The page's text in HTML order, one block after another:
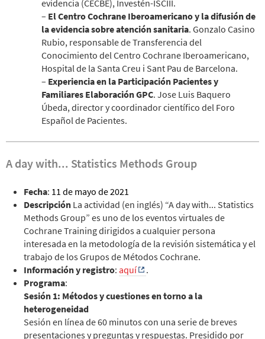
evidencia (CECBE), Investén-ISCIII.
– El Centro Cochrane Iberoamericano y la difusión de
la evidencia sobre atención sanitaria. Gonzalo Casino
Rubio, responsable de Transferencia del
Conocimiento del Centro Cochrane Iberoamericano,
Hospital de la Santa Creu i Sant Pau de Barcelona.
– Experiencia en la Participación Pacientes y
Familiares Elaboración GPC. Jose Luis Baquero
Úbeda, director y coordinador científico del Foro
Español de Pacientes.
A day with... Statistics Methods Group
Fecha: 11 de mayo de 2021
Descripción La actividad (en inglés) “A day with... Statistics
Methods Group” es uno de los eventos virtuales de
Cochrane Training dirigidos a cualquier persona
interesada en la metodología de la revisión sistemática y el
trabajo de los Grupos de Métodos Cochrane.
Información y registro: aquí
.
Programa:
Sesión 1: Métodos y cuestiones en torno a la
heterogeneidad
Sesión en línea de 60 minutos con una serie de breves
presentaciones y preguntas y respuestas. Presidido por